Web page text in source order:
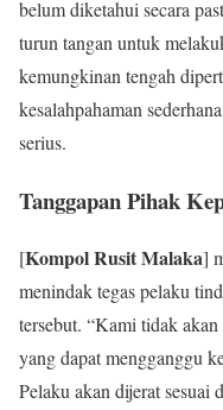
belum diketahui secara
turun tangan untuk
kemungkinan tengah
kesalahpahaman
serius.
Tanggapan Pihak
[Kompol Rusit Malaka]
menindak tegas pelaku
tersebut. “Kami tidak
yang dapat mengganggu
Pelaku akan dijerat sesuai